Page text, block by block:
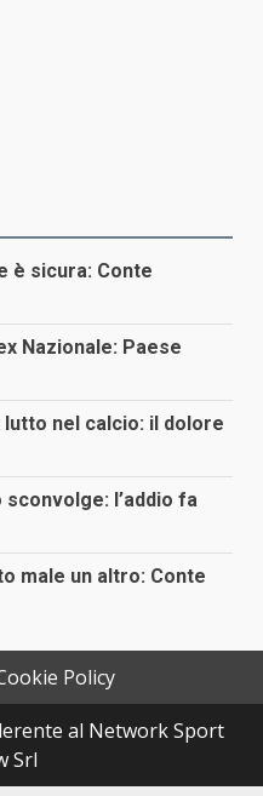
è sicura: Conte
Nazionale: Paese
nel calcio: il dolore
sconvolge: l’addio fa
male un altro: Conte
Policy
al Network Sport
Srl